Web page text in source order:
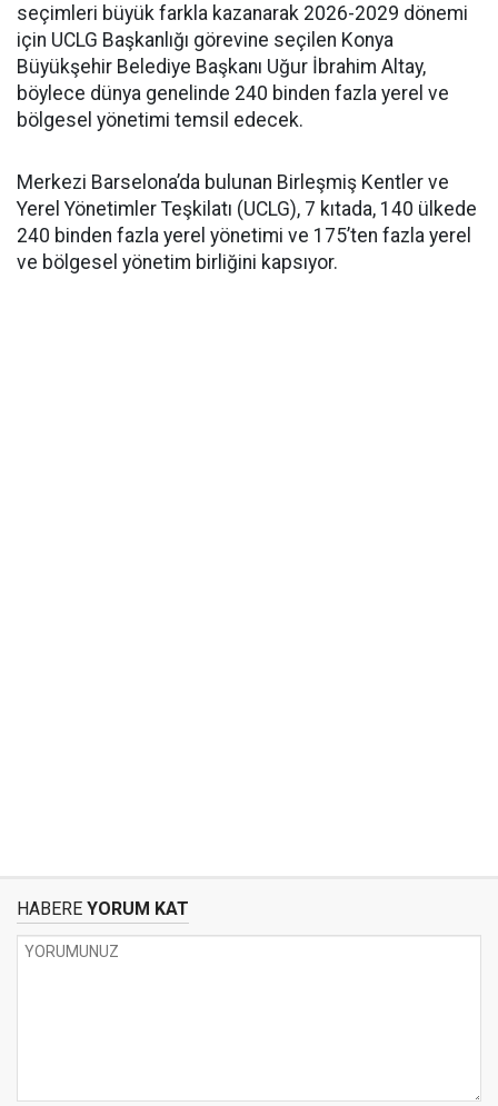
seçimleri büyük farkla kazanarak 2026-2029 dönemi
için UCLG Başkanlığı görevine seçilen Konya
Büyükşehir Belediye Başkanı Uğur İbrahim Altay,
böylece dünya genelinde 240 binden fazla yerel ve
bölgesel yönetimi temsil edecek.
Merkezi Barselona’da bulunan Birleşmiş Kentler ve
Yerel Yönetimler Teşkilatı (UCLG), 7 kıtada, 140 ülkede
240 binden fazla yerel yönetimi ve 175’ten fazla yerel
ve bölgesel yönetim birliğini kapsıyor.
HABERE YORUM KAT